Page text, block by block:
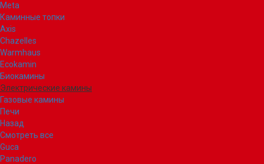
Meta
Каминные топки
Axis
Chazelles
Warmhaus
Ecokamin
Биокамины
Электрические камины
Газовые камины
Печи
Назад
Смотреть все
Guca
Panadero